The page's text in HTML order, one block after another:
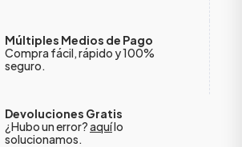
Múltiples Medios de Pago
Compra fácil, rápido y 100%
seguro.
Devoluciones Gratis
¿Hubo un error?aquílo
solucionamos.